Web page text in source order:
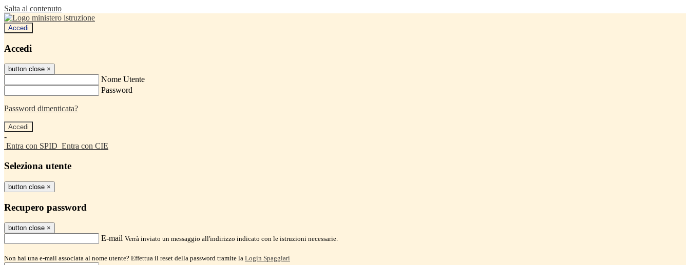
Salta al contenuto
Accedi
Accedi
button close ×
Nome Utente
Password
Password dimenticata?
-
Entra con SPID Entra con CIE
Seleziona utente
button close ×
Recupero password
button close ×
E-mail Verrà inviato un messaggio all'indirizzo indicato con le istruzioni necessarie.
Non hai una e-mail associata al nome utente? Effettua il reset della password tramite la Login Spaggiari